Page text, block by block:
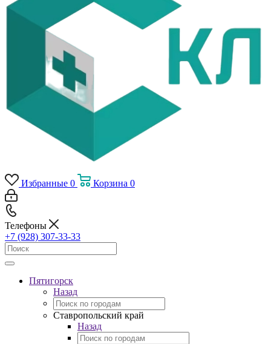
Избранные 0 Корзина 0
Телефоны
+7 (928) 307-33-33
Пятигорск
Назад
Ставропольский край
Назад